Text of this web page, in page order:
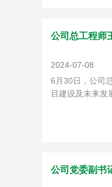
公司总工程师
2024-07-08
6月30日，公司
目建设及未来发
公司党委副书